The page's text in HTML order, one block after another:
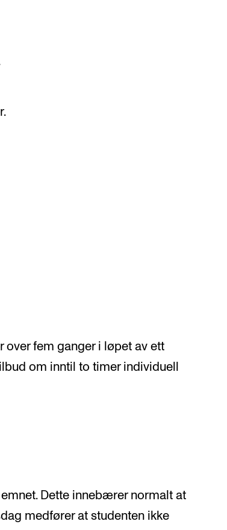
over fem ganger i løpet av ett
om inntil to timer individuell
Dette innebærer normalt at
medfører at studenten ikke